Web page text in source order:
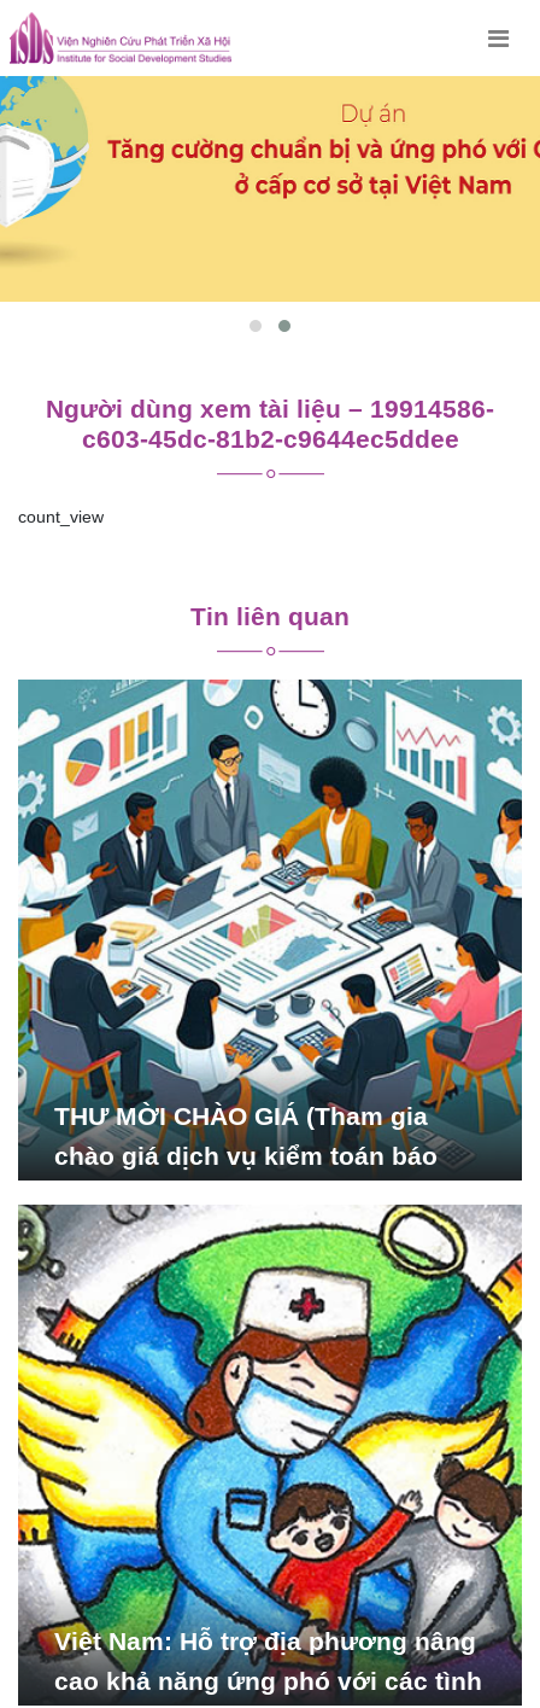
Skip
to
content
Người dùng xem tài liệu – 19914586-
c603-45dc-81b2-c9644ec5ddee
count_view
viết
Tin liên quan
THƯ MỜI CHÀO GIÁ (Tham gia
chào giá dịch vụ kiểm toán báo
Nghiên cứu Phát triển Xã
hội_ISDS)
Việt Nam: Hỗ trợ địa phương nâng
cao khả năng ứng phó với các tình